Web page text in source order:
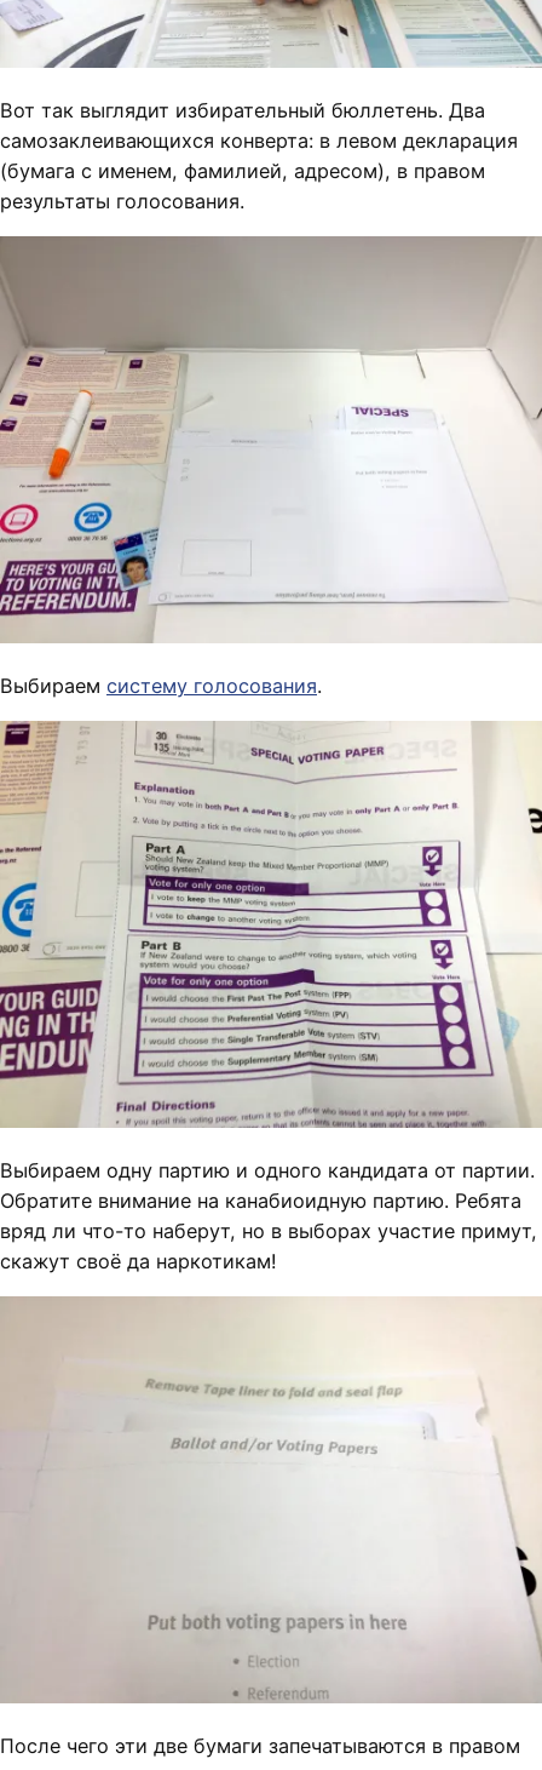
Вот так выглядит избирательный бюллетень. Два
самозаклеивающихся конверта: в левом декларация
(бумага с именем, фамилией, адресом), в правом
результаты голосования.
Выбираем систему голосования.
Выбираем одну партию и одного кандидата от партии.
Обратите внимание на канабиоидную партию. Ребята
вряд ли что-то наберут, но в выборах участие примут,
скажут своё да наркотикам!
После чего эти две бумаги запечатываются в правом